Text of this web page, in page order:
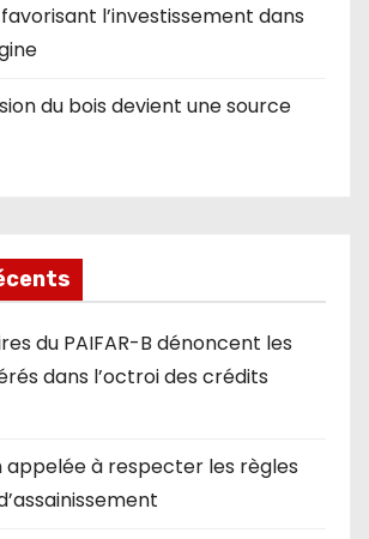
l’investissement dans
du bois devient une source
du PAIFAR-B dénoncent les
dans l’octroi des crédits
appelée à respecter les règles